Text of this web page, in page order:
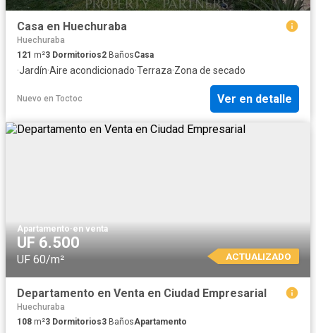
Casa en Huechuraba
Huechuraba
121 m²3 Dormitorios2 BañosCasa
·Jardín·Aire acondicionado·Terraza·Zona de secado
Nuevo en Toctoc Ver en detalle
Apartamento·en venta
UF 6.500
UF 60/m² ACTUALIZADO
Departamento en Venta en Ciudad Empresarial
Huechuraba
108 m²3 Dormitorios3 BañosApartamento